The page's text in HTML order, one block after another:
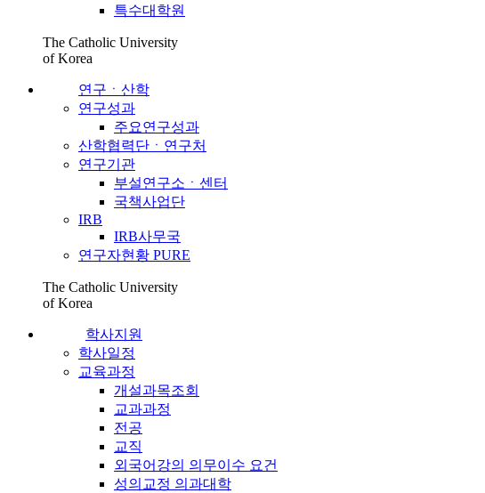
특수대학원
The Catholic University
of Korea
연구ㆍ산학
연구성과
주요연구성과
산학협력단ㆍ연구처
연구기관
부설연구소ㆍ센터
국책사업단
IRB
IRB사무국
연구자현황 PURE
The Catholic University
of Korea
학사지원
학사일정
교육과정
개설과목조회
교과과정
전공
교직
외국어강의 의무이수 요건
성의교정 의과대학